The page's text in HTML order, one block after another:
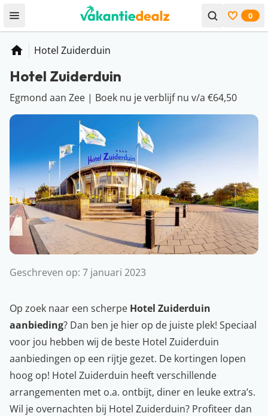
Open menu Bekijk
0
Home
Hotel Zuiderduin
Hotel Zuiderduin
Egmond aan Zee | Boek nu je verblijf nu v/a €64,50
Geschreven op: 7 januari 2023
Op zoek naar een scherpe Hotel Zuiderduin
aanbieding? Dan ben je hier op de juiste plek! Speciaal
voor jou hebben wij de beste Hotel Zuiderduin
aanbiedingen op een rijtje gezet. De kortingen lopen
hoog op! Hotel Zuiderduin heeft verschillende
arrangementen met o.a. ontbijt, diner en leuke extra’s.
Wil je overnachten bij Hotel Zuiderduin? Profiteer dan